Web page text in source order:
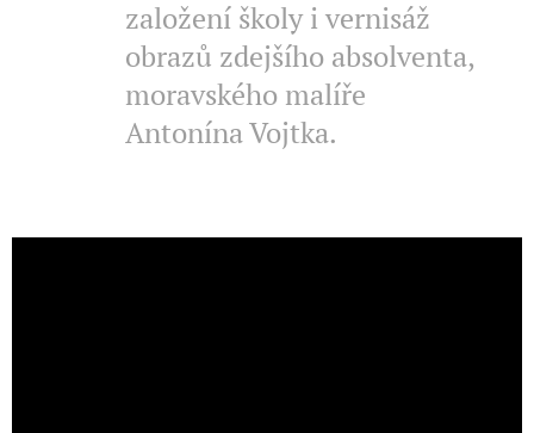
založení školy i vernisáž
obrazů zdejšího absolventa,
moravského malíře
Antonína Vojtka.